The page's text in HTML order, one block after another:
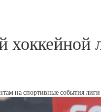
на спортивные события лиги